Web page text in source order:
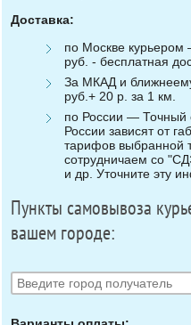
Доставка:
по Москве курьером
руб. - бесплатная
За МКАД и
руб.+ 20 р. за 1 км.
по России — Точный
России зависят от
тарифов выбранной
сотрудничаем со
и др. Уточните эту
Пункты самовывоза
вашем городе: